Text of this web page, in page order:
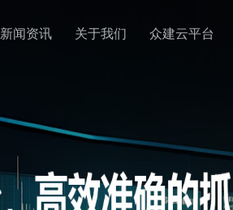
新闻资讯 关于我们 众建云平台